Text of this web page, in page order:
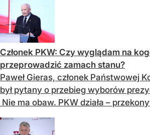
Członek PKW: Czy wyglądam na
przeprowadzić zamach stanu?
Paweł Gieras, członek Państwowej
był pytany o przebieg wyborów
Nie ma obaw. PKW działa –